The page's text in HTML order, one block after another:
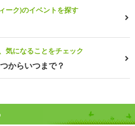
ーク)のイベントを探す
気になることをチェック
からいつまで？